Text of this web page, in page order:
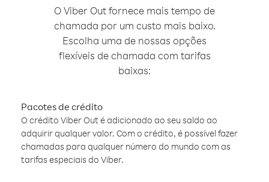
O Viber Out fornece mais tempo de
chamada por um custo mais baixo.
Escolha uma de nossas opções
flexíveis de chamada com tarifas
baixas:
Pacotes de crédito
O crédito Viber Out é adicionado ao seu saldo ao
adquirir qualquer valor. Com o crédito, é possível fazer
chamadas para qualquer número do mundo com as
tarifas especiais do Viber.